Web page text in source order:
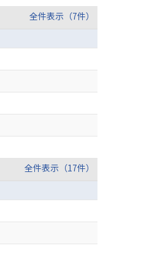
全件表示（7件）
全件表示（17件）